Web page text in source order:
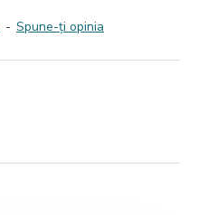
- Spune-ţi opinia